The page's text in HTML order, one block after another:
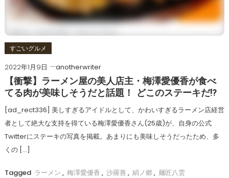
すごいグルメ
2022年1月9日
anotherwriter
【衝撃】ラーメン屋の美人店主・梅澤愛優香が食べ
てる肉が美味しそうだと話題！ どこのステーキだ!?
[ad_rect336] 美しすぎるアイドルとして、かわいすぎるラーメン店経営
者として絶大な支持を得ている梅澤愛優香さん(25歳)が、自身の公式
Twitterにステーキの写真を掲載。あまりにも美味しそうだったため、多
くの […]
Tagged ラーメン , 梅澤愛優香 , 沙羅善, 絹ノ郷, 麺匠八雲